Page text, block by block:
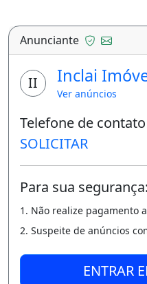
Anunciante
II Inclai
Ver anúncios
Telefone de contato
SOLICITAR
Para sua segurança:
1. Não realize pagamento
2. Suspeite de anúncios
ENTRAR